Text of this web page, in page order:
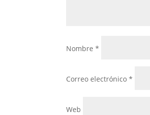
Nombre*
Correo electrónico*
Web